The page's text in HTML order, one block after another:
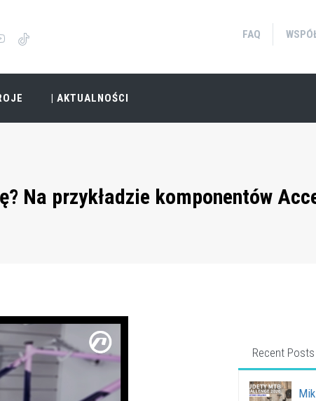
FAQ
| AKTUALNOŚCI
Na przykładzie komponentów
Recent Posts